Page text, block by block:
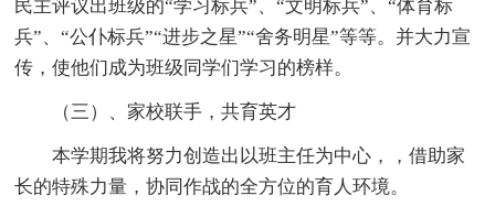
民主评议出班级的“学习标兵”、“文明标兵”、“体育标
兵”、“公仆标兵”“进步之星”“舍务明星”等等。并大力宣
传，使他们成为班级同学们学习的榜样。
（三）、家校联手，共育英才
本学期我将努力创造出以班主任为中心，，借助家
长的特殊力量，协同作战的全方位的育人环境。